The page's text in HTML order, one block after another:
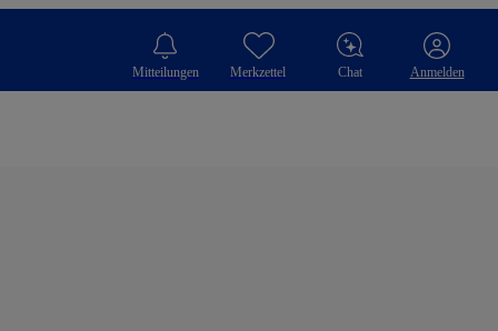
Mitteilungen Merkzettel Chat Anmelden